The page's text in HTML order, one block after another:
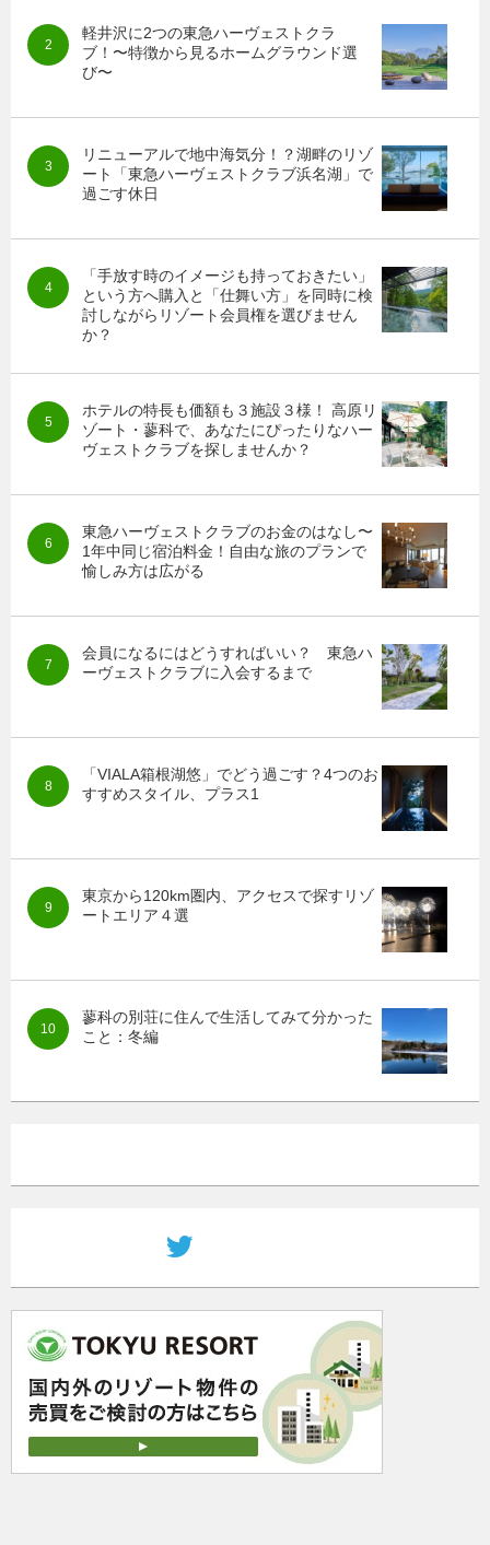
軽井沢に2つの東急ハーヴェストクラ
ブ！〜特徴から見るホームグラウンド選
び〜
リニューアルで地中海気分！？湖畔のリゾ
ート「東急ハーヴェストクラブ浜名湖」で
過ごす休日
「手放す時のイメージも持っておきたい」
という方へ購入と「仕舞い方」を同時に検
討しながらリゾート会員権を選びません
か？
ホテルの特長も価額も３施設３様！ 高原リ
ゾート・蓼科で、あなたにぴったりなハー
ヴェストクラブを探しませんか？
東急ハーヴェストクラブのお金のはなし〜
1年中同じ宿泊料金！自由な旅のプランで
愉しみ方は広がる
会員になるにはどうすればいい？ 東急ハ
ーヴェストクラブに入会するまで
「VIALA箱根湖悠」でどう過ごす？4つのお
すすめスタイル、プラス1
東京から120km圏内、アクセスで探すリゾ
ートエリア４選
蓼科の別荘に住んで生活してみて分かった
こと：冬編